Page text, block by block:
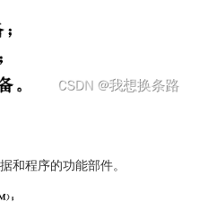
和程序的功能部件。